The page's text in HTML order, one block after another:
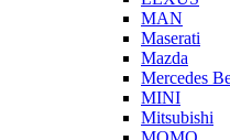
MAN
Maserati
Mazda
Mercedes
MINI
Mitsubishi